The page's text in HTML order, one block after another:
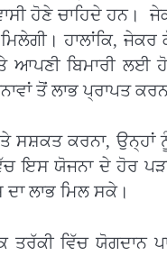
ਹੋਣੇ ਚਾਹਿਦੇ ਹਨ।
ਹਾਲਾਂਕਿ,
ਬਿਮਾਰੀ ਲਈ
ਤੋਂ ਲਾਭ ਪ੍ਰਾਪਤ
ਕਰਨਾ, ਉਨ੍ਹਾਂ
ਇਸ ਯੋਜਨਾ ਦੇ ਹੋਰ
ਲਾਭ ਮਿਲ ਸਕੇ।
ਵਿੱਚ ਯੋਗਦਾਨ